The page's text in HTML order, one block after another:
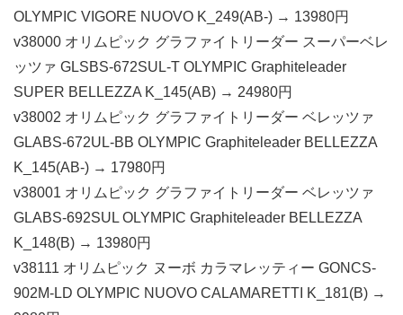
OLYMPIC VIGORE NUOVO K_249(AB-) → 13980円
v38000 オリムピック グラファイトリーダー スーパーベレ
ッツァ GLSBS-672SUL-T OLYMPIC Graphiteleader
SUPER BELLEZZA K_145(AB) → 24980円
v38002 オリムピック グラファイトリーダー ベレッツァ
GLABS-672UL-BB OLYMPIC Graphiteleader BELLEZZA
K_145(AB-) → 17980円
v38001 オリムピック グラファイトリーダー ベレッツァ
GLABS-692SUL OLYMPIC Graphiteleader BELLEZZA
K_148(B) → 13980円
v38111 オリムピック ヌーボ カラマレッティー GONCS-
902M-LD OLYMPIC NUOVO CALAMARETTI K_181(B) →